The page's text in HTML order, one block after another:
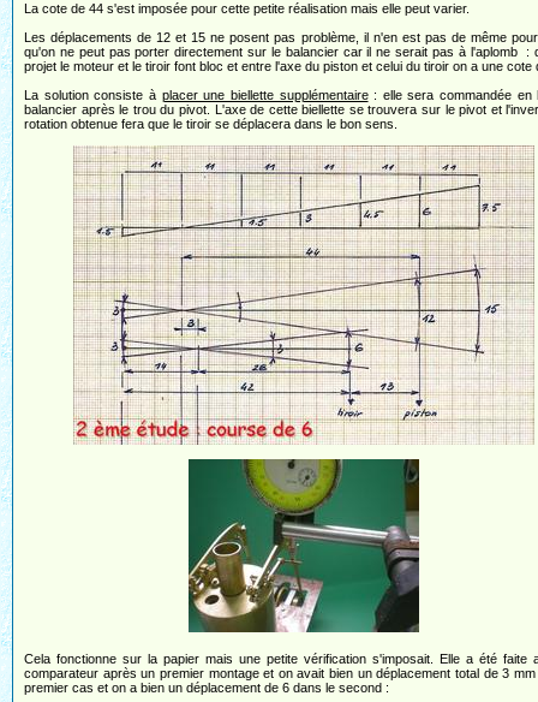
La cote de 44 s'est imposée pour cette petite réalisation mais elle peut varier.
Les déplacements de 12 et 15 ne posent pas problème, il n'en est pas de même
qu'on ne peut pas porter directement sur le balancier car il ne serait pas à l'aplomb :
projet le moteur et le tiroir font bloc et entre l'axe du piston et celui du tiroir on a une cote
La solution consiste à placer une biellette supplémentaire: elle sera commandée en
balancier après le trou du pivot. L'axe de cette biellette se trouvera sur le pivot et
rotation obtenue fera que le tiroir se déplacera dans le bon sens.
Cela fonctionne sur la papier mais une petite vérification s'imposait. Elle a été faite
comparateur après un premier montage et on avait bien un déplacement total de 3
premier cas et on a bien un déplacement de 6 dans le second :